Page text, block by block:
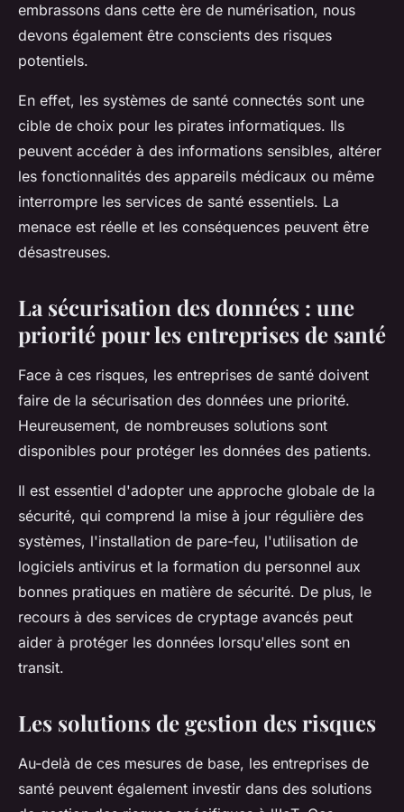
embrassons dans cette ère de numérisation, nous
devons également être conscients des risques
potentiels.
En effet, les systèmes de santé connectés sont une
cible de choix pour les pirates informatiques. Ils
peuvent accéder à des informations sensibles, altérer
les fonctionnalités des appareils médicaux ou même
interrompre les services de santé essentiels. La
menace est réelle et les conséquences peuvent être
désastreuses.
La sécurisation des données : une
priorité pour les entreprises de santé
Face à ces risques, les entreprises de santé doivent
faire de la sécurisation des données une priorité.
Heureusement, de nombreuses solutions sont
disponibles pour protéger les données des patients.
Il est essentiel d'adopter une approche globale de la
sécurité, qui comprend la mise à jour régulière des
systèmes, l'installation de pare-feu, l'utilisation de
logiciels antivirus et la formation du personnel aux
bonnes pratiques en matière de sécurité. De plus, le
recours à des services de cryptage avancés peut
aider à protéger les données lorsqu'elles sont en
transit.
Les solutions de gestion des risques
Au-delà de ces mesures de base, les entreprises de
santé peuvent également investir dans des solutions